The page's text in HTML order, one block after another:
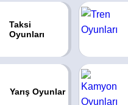
Taksi
Oyunları
Yarış Oyunlar